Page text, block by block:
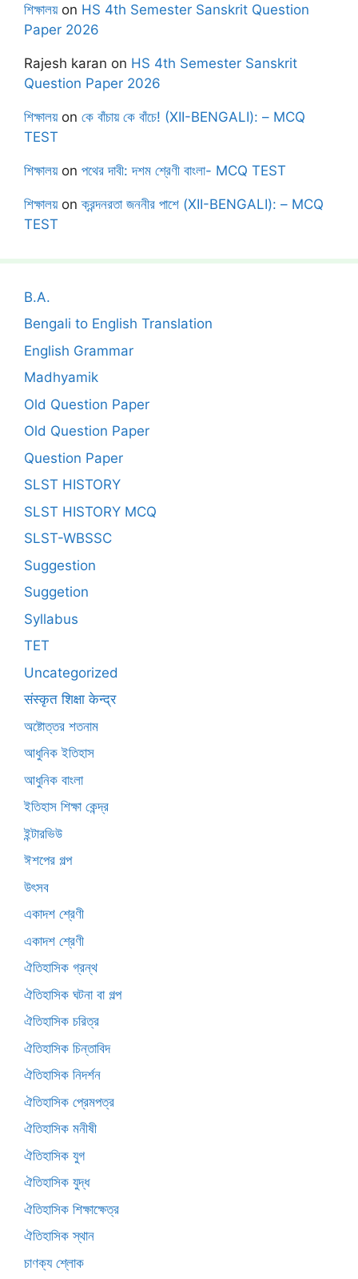
শিক্ষালয়on HS 4th Semester Sanskrit Question
Paper 2026
Rajesh karan on HS 4th Semester Sanskrit
Question Paper 2026
শিক্ষালয়on কে বাঁচায় কে বাঁচে! (XII-BENGALI): – MCQ
TEST
শিক্ষালয়on পথের দাবী: দশম শ্রেণী বাংলা- MCQ TEST
শিক্ষালয়onক্রন্দনরতা জননীর পাশে (XII-BENGALI): – MCQ
TEST
B.A.
Bengali to English Translation
English Grammar
Madhyamik
Old Question Paper
Old Question Paper
Question Paper
SLST HISTORY
SLST HISTORY MCQ
SLST-WBSSC
Suggestion
Suggetion
Syllabus
TET
Uncategorized
संस्कृत शिक्षा केन्द्र
অষ্টোত্তর শতনাম
আধুনিক ইতিহাস
আধুনিক বাংলা
ইতিহাস শিক্ষা কেন্দ্র
ইন্টারভিউ
ঈশপের গল্প
উৎসব
একাদশ শ্রেণী
একাদশ শ্রেণী
ঐতিহাসিক গ্রন্থ
ঐতিহাসিক ঘটনা বা গল্প
ঐতিহাসিক চরিত্র
ঐতিহাসিক চিন্তাবিদ
ঐতিহাসিক নিদর্শন
ঐতিহাসিক প্রেমপত্র
ঐতিহাসিক মনীষী
ঐতিহাসিক যুগ
ঐতিহাসিক যুদ্ধ
ঐতিহাসিক শিক্ষাক্ষেত্র
ঐতিহাসিক স্থান
চাণক্য শ্লোক